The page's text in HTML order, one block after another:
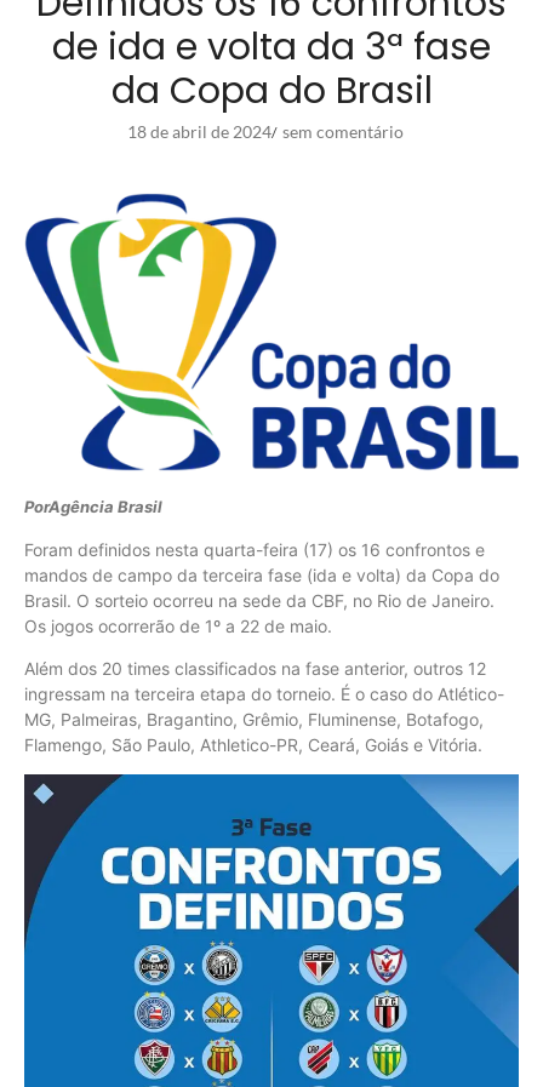
de ida e volta da 3ª fase
da Copa do Brasil
18 de abril de 2024/ sem comentário
PorAgência Brasil
Foram definidos nesta quarta-feira (17) os 16 confrontos e
mandos de campo da terceira fase (ida e volta) da Copa do
Brasil. O sorteio ocorreu na sede da CBF, no Rio de Janeiro.
Os jogos ocorrerão de 1º a 22 de maio.
Além dos 20 times classificados na fase anterior, outros 12
ingressam na terceira etapa do torneio. É o caso do Atlético-
MG, Palmeiras, Bragantino, Grêmio, Fluminense, Botafogo,
Flamengo, São Paulo, Athletico-PR, Ceará, Goiás e Vitória.